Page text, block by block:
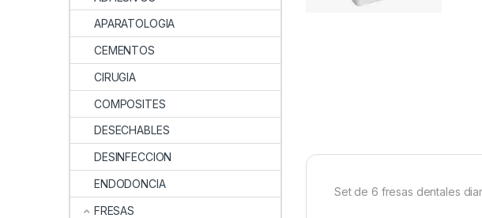
Set de 6 fresas dentales
APARATOLOGIA
CEMENTOS
CIRUGIA
COMPOSITES
DESECHABLES
DESINFECCION
ENDODONCIA
FRESAS